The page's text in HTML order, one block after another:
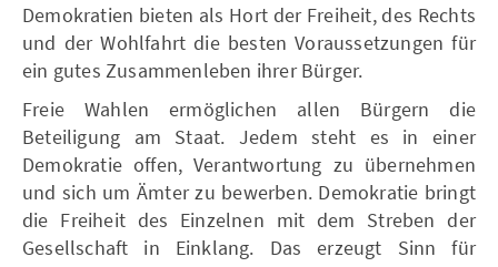
Demokratien bieten als Hort der Freiheit, des Rechts
und der Wohlfahrt die besten Voraussetzungen für
ein gutes Zusammenleben ihrer Bürger.
Freie Wahlen ermöglichen allen Bürgern die
Beteiligung am Staat. Jedem steht es in einer
Demokratie offen, Verantwortung zu übernehmen
und sich um Ämter zu bewerben. Demokratie bringt
die Freiheit des Einzelnen mit dem Streben der
Gesellschaft in Einklang. Das erzeugt Sinn für